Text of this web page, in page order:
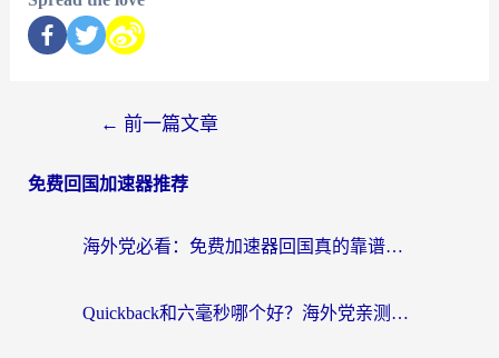
← 前一篇文章
免费回国加速器推荐
海外党必看：免费加速器回国真的靠谱吗？3步教你选到好用的归雁替代
Quickback和六毫秒哪个好？海外党亲测：选对回国加速器，无缝刷剧办公不再愁